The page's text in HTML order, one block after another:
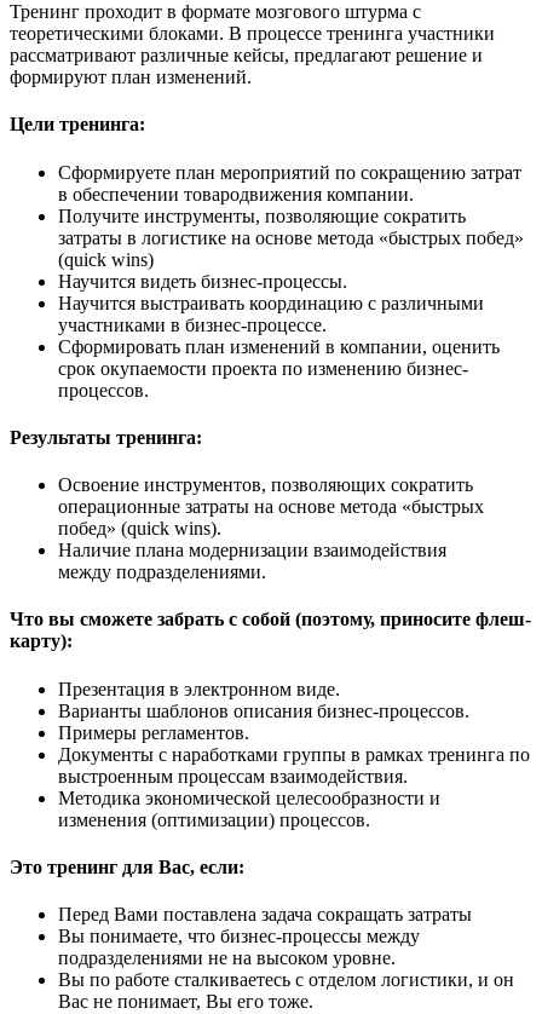
Тренинг проходит в формате мозгового штурма с
теоретическими блоками. В процессе тренинга участники
рассматривают различные кейсы, предлагают решение и
формируют план изменений.
Цели тренинга:
Сформируете план мероприятий по сокращению затрат
в обеспечении товародвижения компании.
Получите инструменты, позволяющие сократить
затраты в логистике на основе метода «быстрых побед»
(quick wins)
Научится видеть бизнес-процессы.
Научится выстраивать координацию с различными
участниками в бизнес-процессе.
Сформировать план изменений в компании, оценить
срок окупаемости проекта по изменению бизнес-
процессов.
Результаты тренинга:
Освоение инструментов, позволяющих сократить
операционные затраты на основе метода «быстрых
побед» (quick wins).
Наличие плана модернизации взаимодействия
между подразделениями.
Что вы сможете забрать с собой (поэтому, приносите флеш-
карту):
Презентация в электронном виде.
Варианты шаблонов описания бизнес-процессов.
Примеры регламентов.
Документы с наработками группы в рамках тренинга по
выстроенным процессам взаимодействия.
Методика экономической целесообразности и
изменения (оптимизации) процессов.
Это тренинг для Вас, если:
Перед Вами поставлена задача сокращать затраты
Вы понимаете, что бизнес-процессы между
подразделениями не на высоком уровне.
Вы по работе сталкиваетесь с отделом логистики, и он
Вас не понимает, Вы его тоже.